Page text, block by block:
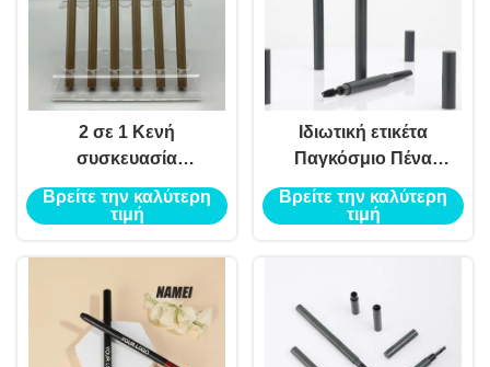
2 σε 1 Κενή
συσκευασία
καλλυντικών Συσκευή
με σωλήνα φρυδιών
σωλήνα Eyeliner
Βρείτε την καλύτερη
τιμή
Ιδιωτική ετικέτα
Παγκόσμιο Πένα
Φρύδια Φορητό
Φρύδιο Μακιγιάζ Πένα
Προσαρμοσμένο
Πένα Φρύδια Περιέχει
Βρείτε την καλύτερη
τιμή